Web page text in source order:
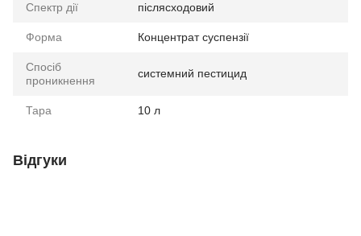
Спектр дії післясходовий
Форма Концентрат суспензії
Спосіб
проникнення
системний пестицид
Тара 10 л
Відгуки